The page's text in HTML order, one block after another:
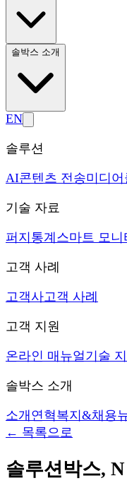
솔박스 소개
EN
솔루션
AI콘텐츠 전송미디어
기술 자료
퍼지 통계 스마트 모니
고객 사례
고객사고객 사례
고객 지원
온라인 매뉴얼 기술
솔박스 소개
소개 연혁 복지&채용
← 목록으로
솔루션박스,